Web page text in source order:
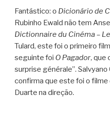
Fantástico: o Dicionário de
Rubinho Ewald não tem
Dictionnaire du Cinéma –
Tulard, este foi o primeiro
seguinte foi O Pagador, que
surprise générale”.
confirma que este foi o
Duarte na direção.